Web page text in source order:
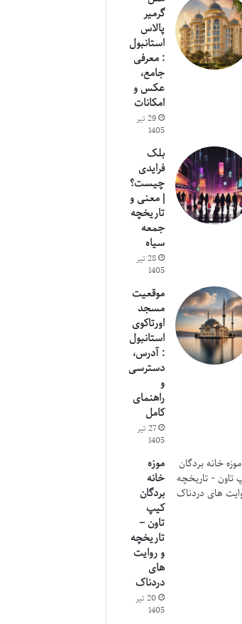
گرمیر
پالاس
استانبول
: معرفی
جامع،
عکس و
امکانات
29 تیر
1405
بلک
فرایدی
چیست؟
| معنی و
تاریخچه
جمعه
سیاه
28 تیر
1405
موقعیت
مسجد
اورتاکوی
استانبول
: آدرس،
دسترسی
و
راهنمای
کامل
27 تیر
1405
موزه
خانه
بردگان
کیپ
تاون –
تاریخچه
و روایت
های
دردناک
20 تیر
1405